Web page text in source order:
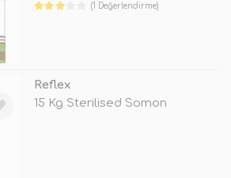
(1 Değerlendirme)
Reflex
15 Kg Sterilised Somon